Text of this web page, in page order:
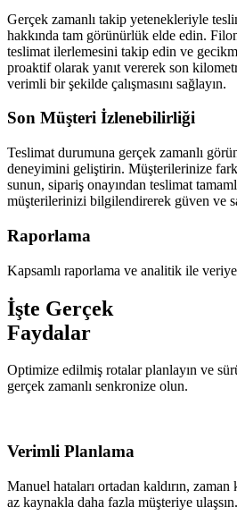
Gerçek zamanlı takip yetenekleriyle
hakkında tam görünürlük elde edin.
teslimat ilerlemesini takip edin ve
proaktif olarak yanıt vererek son
verimli bir şekilde çalışmasını sağlayın.
Son Müşteri İzlenebilirliği
Teslimat durumuna gerçek zamanlı
deneyimini geliştirin. Müşterilerinize
sunun, sipariş onayından teslimat
müşterilerinizi bilgilendirerek güven ve
Raporlama
Kapsamlı raporlama ve analitik ile veriye
İşte Gerçek
Faydalar
Optimize edilmiş rotalar planlayın ve
gerçek zamanlı senkronize olun.
Verimli Planlama
Manuel hataları ortadan kaldırın, zaman
az kaynakla daha fazla müşteriye ulaşsın.